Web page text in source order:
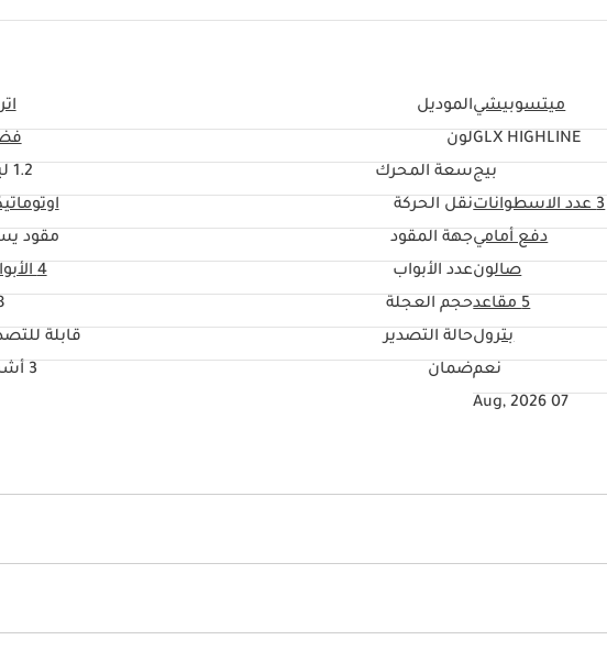
ميتسوبيشيالموديل
GLX HIGHLINEلون
بيجسعة المحرك
1.2 ليتر
3عدد الاسطواناتنقل الحركة
دفع أماميجهة المقود
مقود
صالونعدد الأبواب
4 الأبواب
5 مقاعد حجم العجلة
بترولحالة التصدير
قابلة
نعمضمان
3 أشهر
07 Aug, 2026